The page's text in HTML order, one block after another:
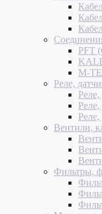
PFT
M-
Реле,
Вентили,
Фильтры,